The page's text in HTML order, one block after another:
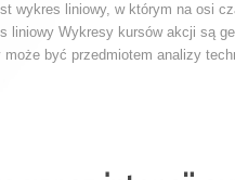
wykres liniowy, w którym na osi
liniowy Wykresy kursów akcji są
być przedmiotem analizy